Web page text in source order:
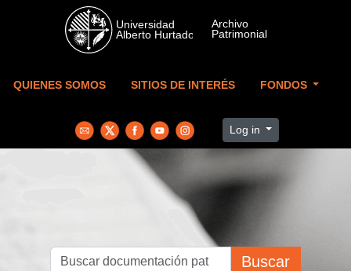
Skip to main content
QUIENES SOMOS SITIOS DE INTERÉS FONDOS
Log in
Buscar